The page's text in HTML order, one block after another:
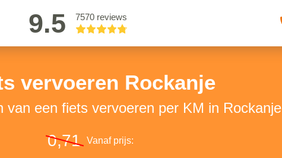
9.5 7570 reviews
vervoeren Rockanje
van een fiets vervoeren per KM in Rockanje
0,71 Vanaf prijs: